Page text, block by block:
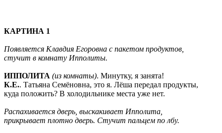
КАРТИНА 1
Появляется Клавдия Егоровна с пакетом продуктов,
стучит в комнату Ипполиты.
ИППОЛИТА (из комнаты). Минутку, я занята!
К.Е.. Татьяна Семёновна, это я. Лёша передал продукты,
куда положить? В холодильнике места уже нет.
Распахивается дверь, выскакивает Ипполита,
прикрывает плотно дверь. Стучит пальцем по лбу.